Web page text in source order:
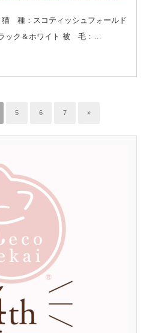
猫 種：スコティッシュフォールド
ック＆ホワイト 被 毛：…
5 6 7 »